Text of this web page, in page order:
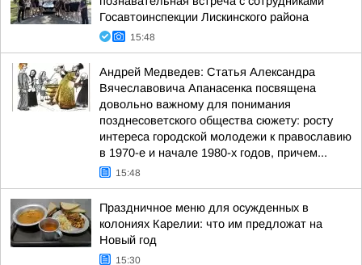
Госавтоинспекции Лискинского района
15:48
Андрей Медведев: Статья Александра
Вячеславовича Апанасенка посвящена
довольно важному для понимания
позднесоветского общества сюжету: росту
интереса городской молодежи к православию
в 1970-е и начале 1980-х годов, причем...
15:48
Праздничное меню для осужденных в
колониях Карелии: что им предложат на
Новый год
15:30